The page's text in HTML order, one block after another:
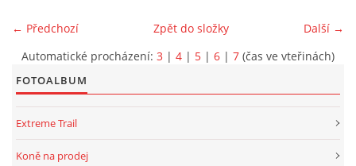
← Předchozí Další →
Zpět do složky
Automatické procházení: 3 | 4 | 5 | 6 | 7 (čas ve vteřinách)
FOTOALBUM
Extreme Trail
Koně na prodej